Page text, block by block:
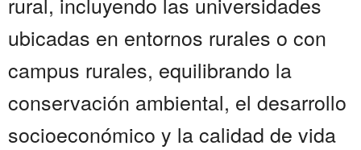
ubicadas en entornos rurales o con
campus rurales, equilibrando la
conservación ambiental, el desarrollo
socioeconómico y la calidad de vida